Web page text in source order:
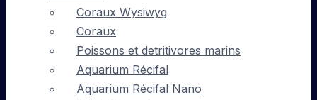
Coraux Wysiwyg
Coraux
Poissons et detritivores marins
Aquarium Récifal
Aquarium Récifal Nano